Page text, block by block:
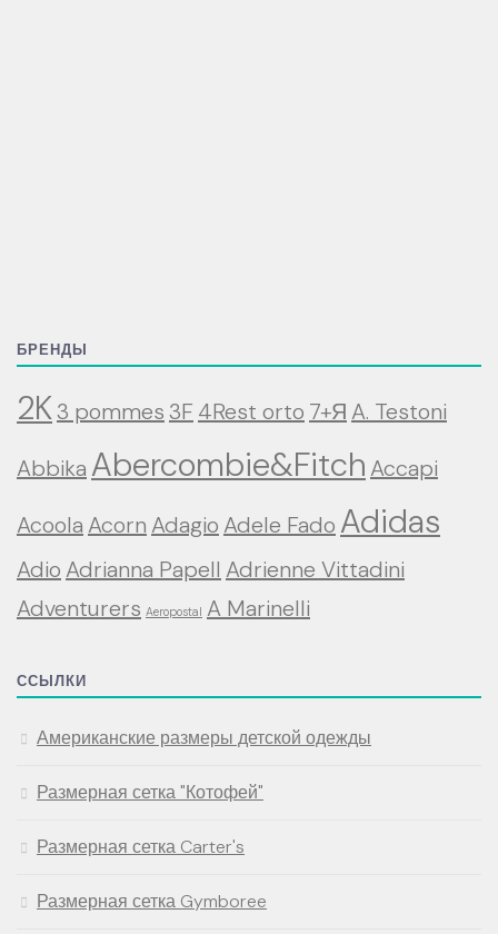
БРЕНДЫ
2K3 pommes3F 4Rest orto 7+Я A. Testoni
Abbika Abercombie&Fitch Accapi
Acoola Acorn Adagio Adele Fado Adidas
Adio Adrianna Papell Adrienne Vittadini
Adventurers Aeropostal A Marinelli
ССЫЛКИ
Американские размеры детской одежды
Размерная сетка "Котофей"
Размерная сетка Carter's
Размерная сетка Gymboree